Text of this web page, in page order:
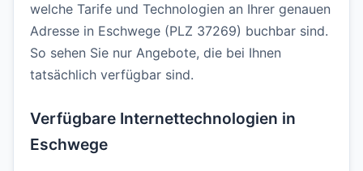
welche Tarife und Technologien an Ihrer genauen
Adresse in Eschwege (PLZ 37269) buchbar sind.
So sehen Sie nur Angebote, die bei Ihnen
tatsächlich verfügbar sind.
Verfügbare Internettechnologien in
Eschwege